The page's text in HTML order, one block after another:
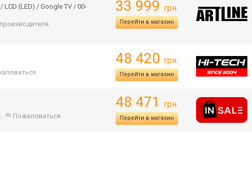
LCD (LED) / Google TV / 00-
33 999 грн.
Перейти в магазин
48 420 грн.
Перейти в магазин
Пожаловаться
48 471 грн.
Перейти в магазин